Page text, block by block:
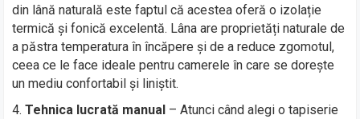
din lână naturală este faptul că acestea oferă o izolație
termică și fonică excelentă. Lâna are proprietăți naturale de
a păstra temperatura în încăpere și de a reduce zgomotul,
ceea ce le face ideale pentru camerele în care se dorește
un mediu confortabil și liniștit.
Tehnica lucrată manual – Atunci când alegi o tapiserie